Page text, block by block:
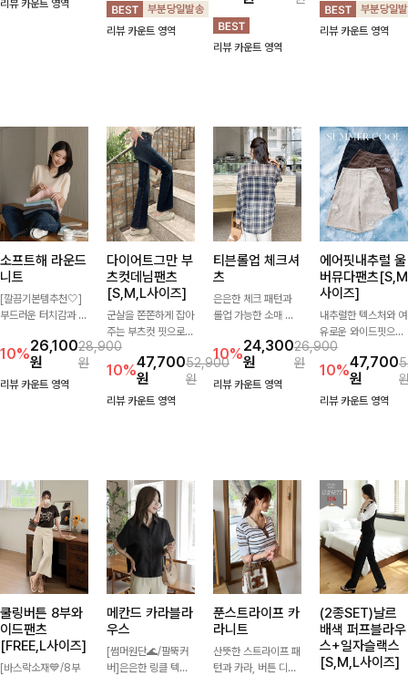
리뷰 카운트 영역
고 부드러운 착용감으
로 단독은 물론 데일
리뷰 카운트 영역
부담 없는 기장과 여
유로운 핏으로 편안하
게 착용되며 다양한
리뷰 카운트 영역
은은한 포인트를 더해
심플하면서도 센스 있
리뷰 카운트 영역
소프트해 라운드
니트
[깔끔기본템추천🤍]
부드러운 터치감과 군
로 매일 손이 가는 자
체제작 니트입니다.
자연스럽게 떨어지는
10%26,100
원
28,900
원
리뷰 카운트 영역
다이어트그만 부
츠컷데님팬츠
[S,M,L사이즈]
군살을 쫀쫀하게 잡아
주는 부츠컷 핏으로
다리 라인을 이쁘고
깔끔하게 만들어주고
진청 색감으로 더욱
슬림해보이는 효과를
10%47,700
원
52,900
원
리뷰 카운트 영역
티븐롤업 체크셔
츠
은은한 체크 패턴과
롤업 가능한 소매 디
를 연출하실 수 있어
요🌿 차르르 흐르는
가벼운 소재와 여유로
10%24,300
원
26,900
원
리뷰 카운트 영역
에어핏내추럴 울
버뮤다팬츠[S,M
사이즈]
내추럴한 텍스처와 여
유로운 와이드핏으로
군살은 자연스럽게 커
버해드리는 버뮤다 팬
츠 🤍 깔끔한 허리 디
테일과 편안한 착용감
10%47,700
원
리뷰 카운트 영역
쿨링버튼 8부와
이드팬츠
[FREE,L사이즈]
[바스락소재💙/8부
메칸드 카라블라
우스
[썸머원단🌊/팔뚝커
버]은은한 링클 텍스
푼스트라이프 카
라니트
산뜻한 스트라이프 패
턴과 카라, 버튼 디테
(2종SET)날르
배색 퍼프블라우
스+일자슬랙스
[S,M,L사이즈]